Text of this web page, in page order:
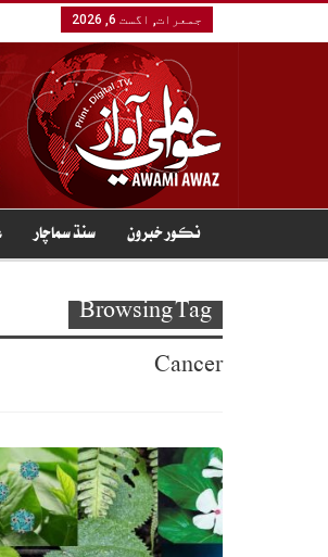
جمعرات, اگست 6, 2026
نڪور خبرون سنڌ سماچار
Browsing Tag
Cancer